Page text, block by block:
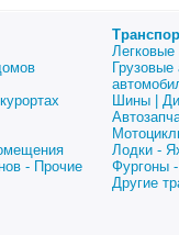
- Прочие
Легковые
Шины |
Лодки -
Фургоны
Другие